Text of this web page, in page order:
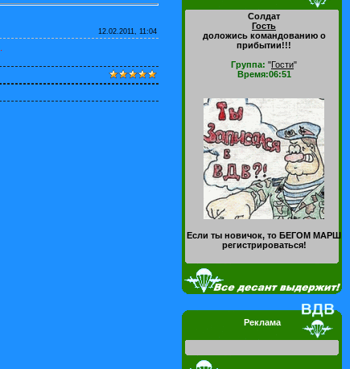
12.02.2011, 11:04
Солдат
Гость
доложись командованию о
прибытии!!!
Группа: "Гости"
Время:06:51
Если ты новичок, то БЕГОМ МАРШ
регистрироваться!
Реклама